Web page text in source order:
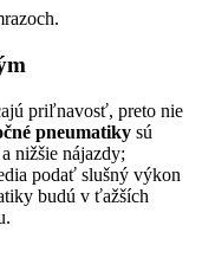
priľnavosť, preto nie
pneumatiky sú
nižšie nájazdy;
podať slušný výkon
budú v ťažších